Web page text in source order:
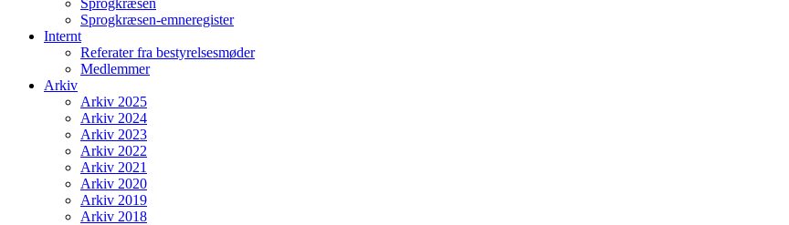
Sprogkræsen-emneregister
Internt
Referater fra bestyrelsesmøder
Medlemmer
Arkiv
Arkiv 2025
Arkiv 2024
Arkiv 2023
Arkiv 2022
Arkiv 2021
Arkiv 2020
Arkiv 2019
Arkiv 2018